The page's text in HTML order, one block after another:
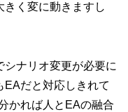
きく変に動きますし
ナリオ変更が必要に
EAだと対応しきれて
かれば人とEAの融合